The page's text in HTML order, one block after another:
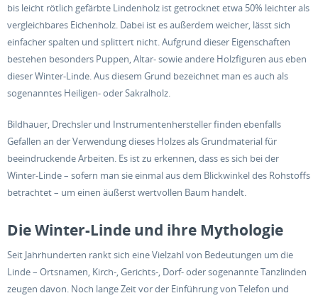
bis leicht rötlich gefärbte Lindenholz ist getrocknet etwa 50% leichter als
vergleichbares Eichenholz. Dabei ist es außerdem weicher, lässt sich
einfacher spalten und splittert nicht. Aufgrund dieser Eigenschaften
bestehen besonders Puppen, Altar- sowie andere Holzfiguren aus eben
dieser Winter-Linde. Aus diesem Grund bezeichnet man es auch als
sogenanntes Heiligen- oder Sakralholz.
Bildhauer, Drechsler und Instrumentenhersteller finden ebenfalls
Gefallen an der Verwendung dieses Holzes als Grundmaterial für
beeindruckende Arbeiten. Es ist zu erkennen, dass es sich bei der
Winter-Linde – sofern man sie einmal aus dem Blickwinkel des Rohstoffs
betrachtet – um einen äußerst wertvollen Baum handelt.
Die Winter-Linde und ihre Mythologie
Seit Jahrhunderten rankt sich eine Vielzahl von Bedeutungen um die
Linde – Ortsnamen, Kirch-, Gerichts-, Dorf- oder sogenannte Tanzlinden
zeugen davon. Noch lange Zeit vor der Einführung von Telefon und